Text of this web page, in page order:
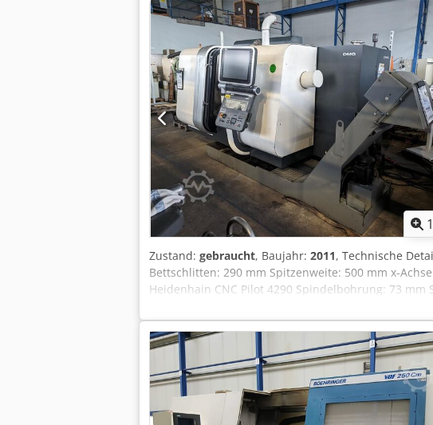
1
Zustand: gebraucht, Baujahr: 2011, Technische
Bettschlitten: 290 mm Spitzenweite: 500 mm x-
Heidenhain CNC Pilot 4290 Spindelbohrung: 73
VDI 30 mm Eilgang X + Z - Achsen: 30 m/min
Gesamtleistungsbedarf: 20 kVA kW Abmessungen
160mm mit passenden Flansch (Drehzahl max.
Werkzeugantrieb; Scheibenrevolver Sauter (C-
Späneförderer 450 K-1/250; Baujahr 2000 E-
manuelles Futter eingebaut. Die Maschine steht
somit ist Referenz Fahren und